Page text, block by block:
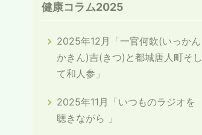
健康コラム2025
2025年12月「一官何欽(いっかん
かきん)吉(きつ)と都城唐人町そし
て和人参」
2025年11月「いつものラジオを
聴きながら 」